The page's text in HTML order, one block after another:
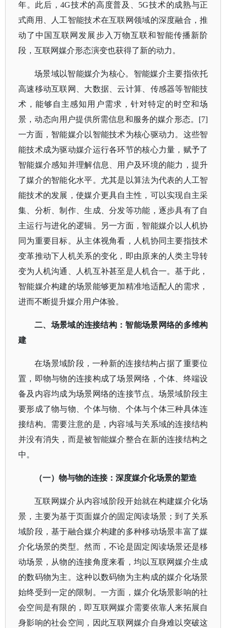
年。此后，4G技术的高度普及、5G技术的成熟与正
式商用、人工智能技术在互联网领域的深度融合，推
动了中国互联网发展步入万物互联和智能传播新阶
段，互联网媒介形态演变也获得了新的动力。
场景域以智能媒介为核心。智能媒介主要指依托
高速移动互联网、大数据、云计算、传感器等智能技
术，能够自主感知用户需求，针对特定的时空和场
景，动态向用户提供所需信息和服务的媒介形态。 [7]
一方面，智能媒介以智能技术为核心驱动力。这些智
能技术成为驱动媒介运行各环节的核心力量，赋予了
智能媒介感知并理解信息、用户及环境的能力，提升
了媒介的智能化水平。尤其是以算法为代表的人工智
能技术的发展，使媒介更具自主性，可以实现自主采
集、分析、制作、生成、分发等功能，逐步具有了自
主运行与进化的逻辑。另一方面，智能媒介以人机协
同为重要目标。从主体视角看，人机协同主要指技术
变革推动下人机关系的变化，即由原来的人类主导转
变为人机沟通、人机互补甚至是人机合一。基于此，
智能媒介构建的场景能够更加精准地适配人的需求，
进而不断提升媒介用户体验。
二、 场景域的连接结构：智能场景网络的多维构
建
在场景域阶段，一种新的连接结构占据了重要位
置，即物与物的连接构成了场景网络，个体、终端设
备及内容均成为场景网络的连接节点。场景域阶段主
要形成了物与物、个体与物、个体与个体三种具体连
接结构。需要注意的是，内容域与关系域的连接结构
并没有消失，而是被智能媒介整合在新的连接结构之
中。
（一）物与物的连接：深度媒介化场景的塑造
互联网媒介从内容域阶段开始就在构建媒介化场
景，主要为基于页面媒介的固定阅读场景；到了关系
域阶段，基于融合媒介构建的多种移动场景丰富了媒
介化场景的类型。然而，不论是固定阅读场景还是移
动场景，从物的连接角度来看，均以互联网媒介生成
的数码物为主。这种以数码物为主构成的媒介化场景
始终受到一定的限制。一方面，媒介化场景影响的社
会空间是有限的，即互联网媒介需要依靠人来拓展自
身影响的社会空间，因此互联网媒介自身难以突破这